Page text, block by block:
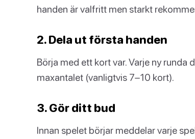
handen är valfritt men starkt
2. Dela ut första handen
Börja med ett kort var. Varje ny runda
maxantalet (vanligtvis 7–10 kort).
3. Gör ditt bud
Innan spelet börjar meddelar varje